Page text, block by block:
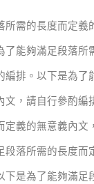
所需的長度而定義
了能夠滿足段落所
編排。 以下是為了
，請自行參酌編
定義的無意義內文
段落所需的長度而
下是為了能夠滿足